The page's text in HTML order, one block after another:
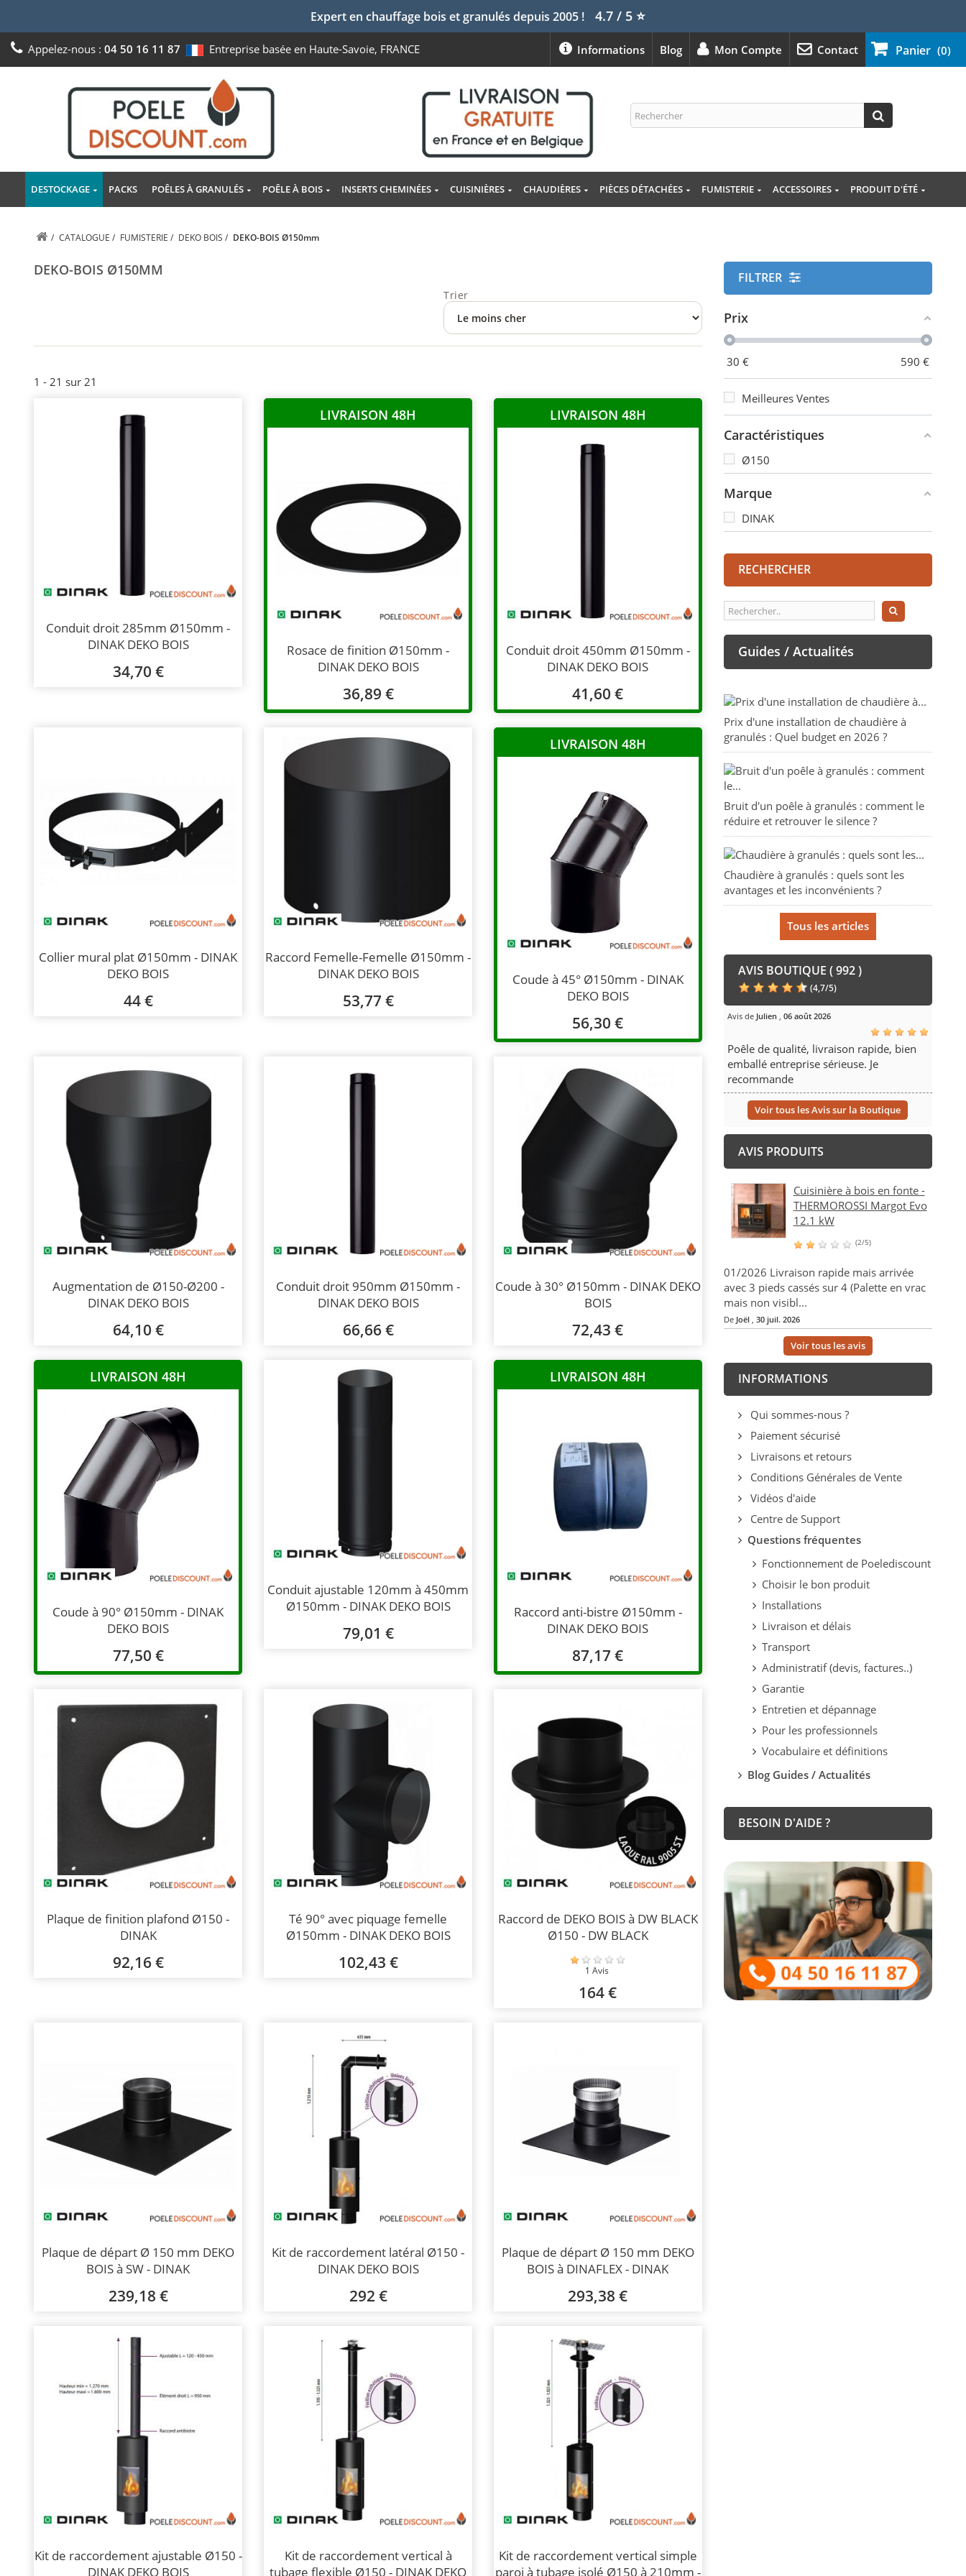
Expert en chauffage bois et granulés depuis 2005 ! 4.7 / 5⭐
Panier (0)
Appelez-nous : 04 50 16 11 87 Entreprise basée en Haute-Savoie, FRANCE Contact
Mon Compte
Blog
Informations
DESTOCKAGE PACKS POÊLES À GRANULÉS POÊLE À BOIS INSERTS CHEMINÉES CUISINIÈRES CHAUDIÈRES PIÈCES DÉTACHÉES FUMISTERIE ACCESSOIRES PRODUIT D'ÉTÉ
/ CATALOGUE / FUMISTERIE / DEKO BOIS / DEKO-BOIS Ø150mm
DEKO-BOIS Ø150MM
Trier
1 - 21 sur 21
Conduit droit 285mm Ø150mm -
DINAK DEKO BOIS
34,70 €
LIVRAISON 48H
Rosace de finition Ø150mm -
DINAK DEKO BOIS
36,89 €
LIVRAISON 48H
Conduit droit 450mm Ø150mm -
DINAK DEKO BOIS
41,60 €
Collier mural plat Ø150mm - DINAK
DEKO BOIS
44 €
Raccord Femelle-Femelle Ø150mm -
DINAK DEKO BOIS
53,77 €
LIVRAISON 48H
Coude à 45° Ø150mm - DINAK
DEKO BOIS
56,30 €
Augmentation de Ø150-Ø200 -
DINAK DEKO BOIS
64,10 €
Conduit droit 950mm Ø150mm -
DINAK DEKO BOIS
66,66 €
Coude à 30° Ø150mm - DINAK DEKO
BOIS
72,43 €
LIVRAISON 48H
Coude à 90° Ø150mm - DINAK
DEKO BOIS
77,50 €
Conduit ajustable 120mm à 450mm
Ø150mm - DINAK DEKO BOIS
79,01 €
LIVRAISON 48H
Raccord anti-bistre Ø150mm -
DINAK DEKO BOIS
87,17 €
Plaque de finition plafond Ø150 -
DINAK
92,16 €
Té 90° avec piquage femelle
Ø150mm - DINAK DEKO BOIS
102,43 €
Raccord de DEKO BOIS à DW BLACK
Ø150 - DW BLACK
1 Avis
164 €
Plaque de départ Ø 150 mm DEKO
BOIS à SW - DINAK
239,18 €
Kit de raccordement latéral Ø150 -
DINAK DEKO BOIS
292 €
Plaque de départ Ø 150 mm DEKO
BOIS à DINAFLEX - DINAK
293,38 €
Kit de raccordement ajustable Ø150 -
DINAK DEKO BOIS
Kit de raccordement vertical à
tubage flexible Ø150 - DINAK DEKO
Kit de raccordement vertical simple
paroi à tubage isolé Ø150 à 210mm -
FILTRER
Prix
30 € 590 €
Meilleures Ventes
Caractéristiques
Ø150
Marque
DINAK
RECHERCHER
Guides / Actualités
Prix d'une installation de chaudière à
granulés : Quel budget en 2026 ?
Bruit d'un poêle à granulés : comment le
réduire et retrouver le silence ?
Chaudière à granulés : quels sont les
avantages et les inconvénients ?
Tous les articles
AVIS BOUTIQUE ( 992 )
(4,7/5)
Avis de Julien, 06 août 2026
Poêle de qualité, livraison rapide, bien
emballé entreprise sérieuse. Je
recommande
Voir tous les Avis sur la Boutique
AVIS PRODUITS
Cuisinière à bois en fonte -
THERMOROSSI Margot Evo
12.1 kW
(2/5)
01/2026 Livraison rapide mais arrivée
avec 3 pieds cassés sur 4 (Palette en vrac
mais non visibl...
De Joël, 30 juil. 2026
Voir tous les avis
INFORMATIONS
Qui sommes-nous ?
Paiement sécurisé
Livraisons et retours
Conditions Générales de Vente
Vidéos d'aide
Centre de Support
Questions fréquentes
Fonctionnement de Poelediscount
Choisir le bon produit
Installations
Livraison et délais
Transport
Administratif (devis, factures..)
Garantie
Entretien et dépannage
Pour les professionnels
Vocabulaire et définitions
Blog Guides / Actualités
BESOIN D'AIDE ?